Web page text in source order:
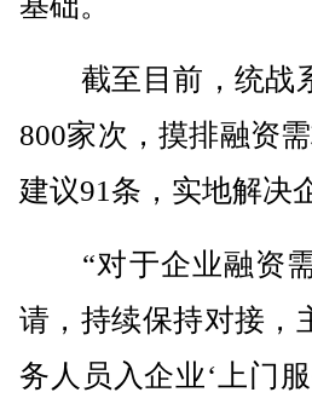
截至目前，统战
800家次，摸排融资
建议91条，实地解决
“对于企业融资需
请，持续保持对接，
务人员入企业‘上门